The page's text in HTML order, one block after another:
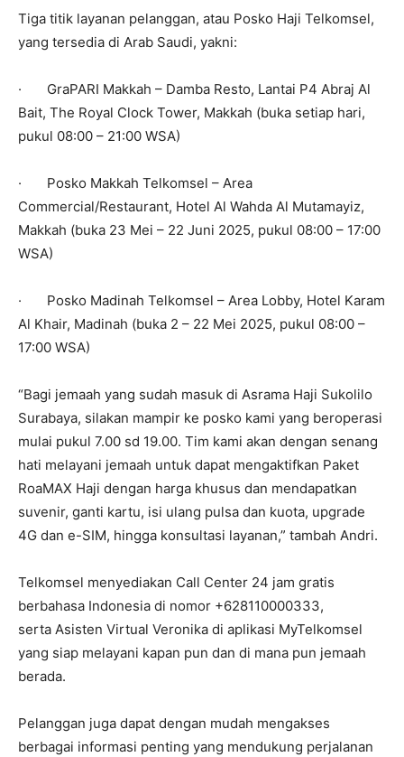
Tiga titik layanan pelanggan, atau Posko Haji Telkomsel,
yang tersedia di Arab Saudi, yakni:
· GraPARI Makkah – Damba Resto, Lantai P4 Abraj Al
Bait, The Royal Clock Tower, Makkah (buka setiap hari,
pukul 08:00 – 21:00 WSA)
· Posko Makkah Telkomsel – Area
Commercial/Restaurant, Hotel Al Wahda Al Mutamayiz,
Makkah (buka 23 Mei – 22 Juni 2025, pukul 08:00 – 17:00
WSA)
· Posko Madinah Telkomsel – Area Lobby, Hotel Karam
Al Khair, Madinah (buka 2 – 22 Mei 2025, pukul 08:00 –
17:00 WSA)
“Bagi jemaah yang sudah masuk di Asrama Haji Sukolilo
Surabaya, silakan mampir ke posko kami yang beroperasi
mulai pukul 7.00 sd 19.00. Tim kami akan dengan senang
hati melayani jemaah untuk dapat mengaktifkan Paket
RoaMAX Haji dengan harga khusus dan mendapatkan
suvenir, ganti kartu, isi ulang pulsa dan kuota, upgrade
4G dan e-SIM, hingga konsultasi layanan,” tambah Andri.
Telkomsel menyediakan Call Center 24 jam gratis
berbahasa Indonesia di nomor +628110000333,
serta Asisten Virtual Veronika di aplikasi MyTelkomsel
yang siap melayani kapan pun dan di mana pun jemaah
berada.
Pelanggan juga dapat dengan mudah mengakses
berbagai informasi penting yang mendukung perjalanan